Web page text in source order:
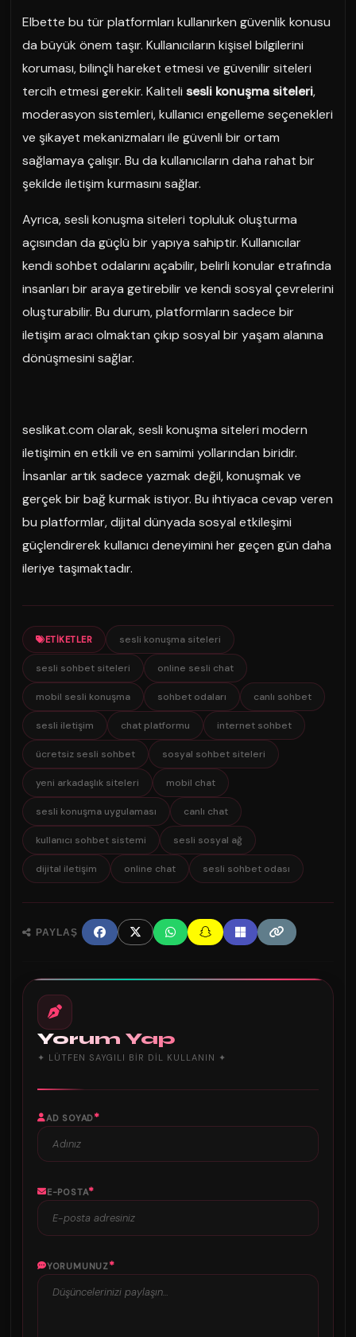
Elbette bu tür platformları kullanırken güvenlik konusu
da büyük önem taşır. Kullanıcıların kişisel bilgilerini
koruması, bilinçli hareket etmesi ve güvenilir siteleri
tercih etmesi gerekir. Kaliteli sesli konuşma siteleri,
moderasyon sistemleri, kullanıcı engelleme seçenekleri
ve şikayet mekanizmaları ile güvenli bir ortam
sağlamaya çalışır. Bu da kullanıcıların daha rahat bir
şekilde iletişim kurmasını sağlar.
Ayrıca, sesli konuşma siteleri topluluk oluşturma
açısından da güçlü bir yapıya sahiptir. Kullanıcılar
kendi sohbet odalarını açabilir, belirli konular etrafında
insanları bir araya getirebilir ve kendi sosyal çevrelerini
oluşturabilir. Bu durum, platformların sadece bir
iletişim aracı olmaktan çıkıp sosyal bir yaşam alanına
dönüşmesini sağlar.
seslikat.com olarak, sesli konuşma siteleri modern
iletişimin en etkili ve en samimi yollarından biridir.
İnsanlar artık sadece yazmak değil, konuşmak ve
gerçek bir bağ kurmak istiyor. Bu ihtiyaca cevap veren
bu platformlar, dijital dünyada sosyal etkileşimi
güçlendirerek kullanıcı deneyimini her geçen gün daha
ileriye taşımaktadır.
ETIKETLER sesli konuşma siteleri
sesli sohbet siteleri online sesli chat
mobil sesli konuşma sohbet odaları canlı sohbet
sesli iletişim chat platformu internet sohbet
ücretsiz sesli sohbet sosyal sohbet siteleri
yeni arkadaşlık siteleri mobil chat
sesli konuşma uygulaması canlı chat
kullanıcı sohbet sistemi sesli sosyal ağ
dijital iletişim online chat sesli sohbet odası
PAYLAŞ
Yorum Yap
✦ LÜTFEN SAYGILI BIR DIL KULLANIN ✦
AD SOYAD*
E-POSTA*
YORUMUNUZ*